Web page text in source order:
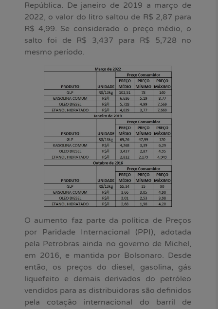
República. De janeiro de 2019 a março de
2022, o valor do litro saltou de R$ 2,87 para
R$ 4,99. Se considerado o preço médio, o
salto foi de R$ 3,437 para R$ 5,728 no
mesmo período.
O aumento faz parte da política de Preços
por Paridade Internacional (PPI), adotada
pela Petrobras ainda no governo de Michel,
em 2016, e mantida por Bolsonaro. Desde
então, os preços do diesel, gasolina, gás
liquefeito e demais derivados do petróleo
vendidos para as distribuidoras são definidos
pela cotação internacional do barril de